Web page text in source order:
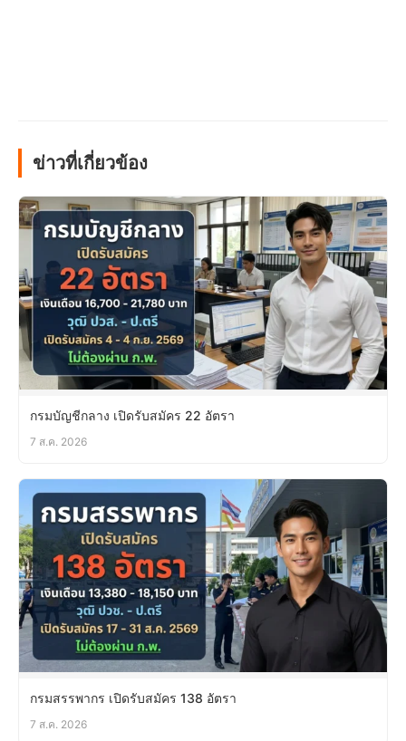
ข่าวที่เกี่ยวข้อง
กรมบัญชีกลาง เปิดรับสมัคร 22 อัตรา
7 ส.ค. 2026
กรมสรรพากร เปิดรับสมัคร 138 อัตรา
7 ส.ค. 2026